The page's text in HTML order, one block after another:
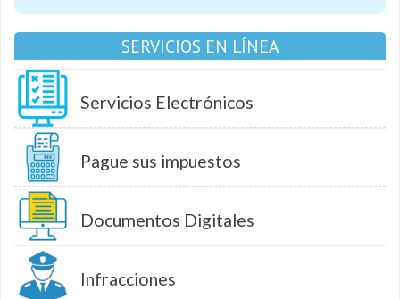
SERVICIOS EN LÍNEA
Servicios Electrónicos
Pague sus impuestos
Documentos Digitales
Infracciones